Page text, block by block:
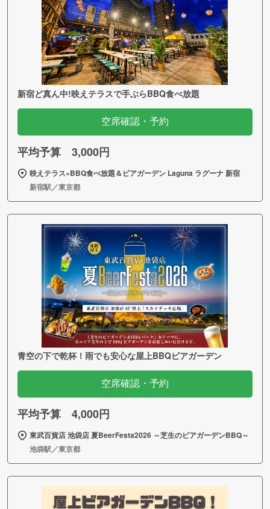
新宿ど真ん中!映えテラスで手ぶらBBQ食べ放題
空席確認・予約
平均予算 3,000円
映えテラス×BBQ食べ放題＆ビアガーデン Laguna ラグーナ 新宿
新宿駅／東京都
青空の下で乾杯！雨でも安心な屋上BBQビアガーデン
空席確認・予約
平均予算 4,000円
東武百貨店 池袋店 夏BeerFesta2026 ～芝生のビアガーデンBBQ～
池袋駅／東京都